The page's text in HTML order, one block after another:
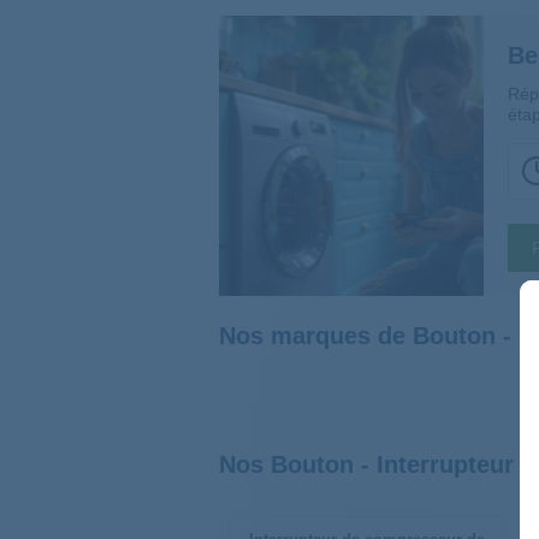
Nos marques de Bouton -
Nos Bouton - Interrupteur